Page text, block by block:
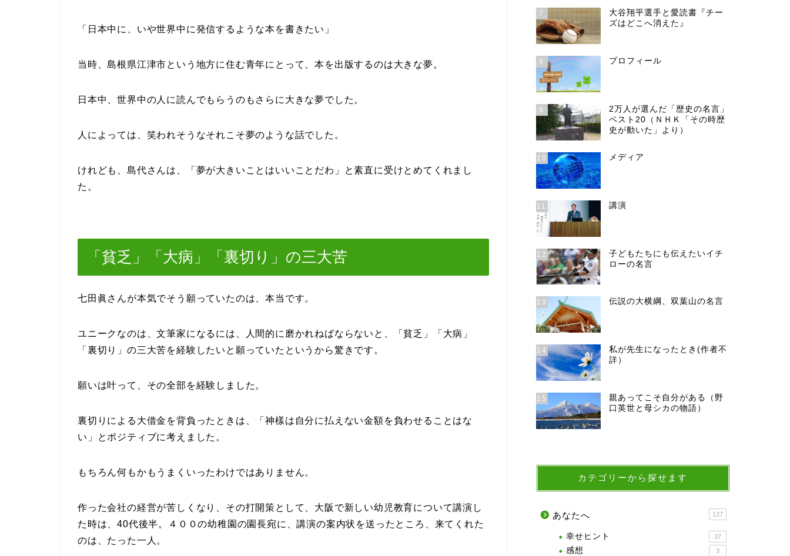
「日本中に、いや世界中に発信するような本を書きたい」
当時、島根県江津市という地方に住む青年にとって、本を出版するのは大きな夢。
日本中、世界中の人に読んでもらうのもさらに大きな夢でした。
人によっては、笑われそうなそれこそ夢のような話でした。
けれども、島代さんは、「夢が大きいことはいいことだわ」と素直に受けとめてくれまし
た。
「貧乏」「大病」「裏切り」の三大苦
七田眞さんが本気でそう願っていたのは、本当です。
ユニークなのは、文筆家になるには、人間的に磨かれねばならないと、「貧乏」「大病」
「裏切り」の三大苦を経験したいと願っていたというから驚きです。
願いは叶って、その全部を経験しました。
裏切りによる大借金を背負ったときは、「神樣は自分に払えない金額を負わせることはな
い」とポジティブに考えました。
もちろん何もかもうまくいったわけではありません。
作った会社の経営が苦しくなり、その打開策として、大阪で新しい幼児教育について講演し
た時は、40代後半。４００の幼稚園の園長宛に、講演の案内状を送ったところ、来てくれた
のは、たった一人。
7
大谷翔平選手と愛読書『チー
ズはどこへ消えた』
8 プロフィール
9
2万人が選んだ「歴史の名言」
ベスト20（ＮＨＫ「その時歴
史が動いた」より）
10 メディア
11 講演
12
子どもたちにも伝えたいイチ
ローの名言
13 伝説の大横綱、双葉山の名言
14
私が先生になったとき(作者不
詳）
15
親あってこそ自分がある（野
口英世と母シカの物語）
カテゴリーから探せます
あなたへ 137
幸せヒント 37
感想 3